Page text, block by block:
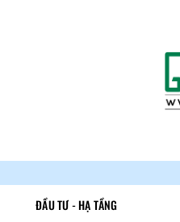
ĐẦU TƯ - HẠ TẦNG